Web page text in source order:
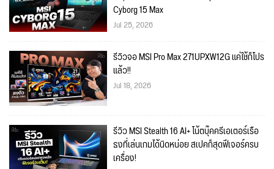
Cyborg 15 Max
Jul 25, 2026
รีวิวจอ MSI Pro Max 271UPXW12G แค่ใช้ก็โปร
แล้ว!!
Jul 18, 2026
รีวิว MSI Stealth 16 AI+ โน้ตบุ๊คครีเอเตอร์เรือ
ธงที่เล่นเกมได้นิดหน่อย สเปคก็สุดฟีเจอร์ครบ
เครื่อง!